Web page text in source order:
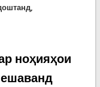
дар ҷаҳон аз 4
ноҳияҳои